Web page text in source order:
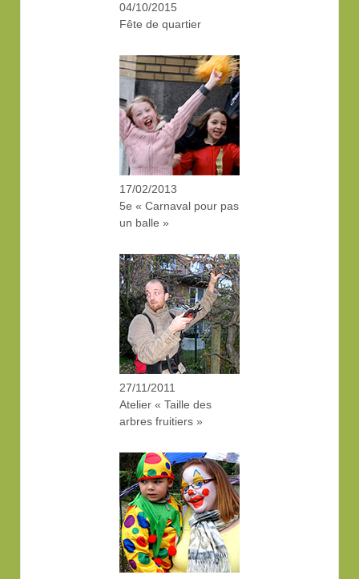
04/10/2015
Fête de quartier
17/02/2013
5e « Carnaval pour pas
un balle »
27/11/2011
Atelier « Taille des
arbres fruitiers »